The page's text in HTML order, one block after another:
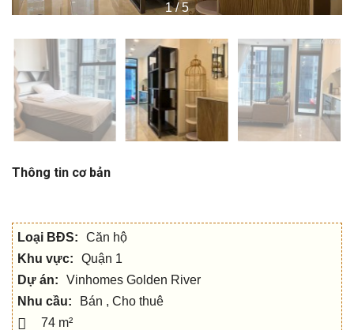
1/5
Thông tin cơ bản
Loại BĐS:
Căn hộ
Khu vực:
Quận 1
Dự án:
Vinhomes Golden River
Nhu cầu:
Bán , Cho thuê
74 m²